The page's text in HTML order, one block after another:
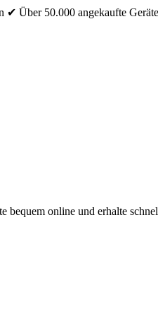
✔ Über 50.000 angekaufte Geräte
bequem online und erhalte